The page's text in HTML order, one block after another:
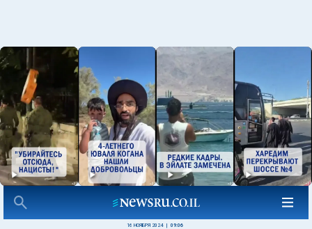
16 НОЯБРЯ 2024 09:06